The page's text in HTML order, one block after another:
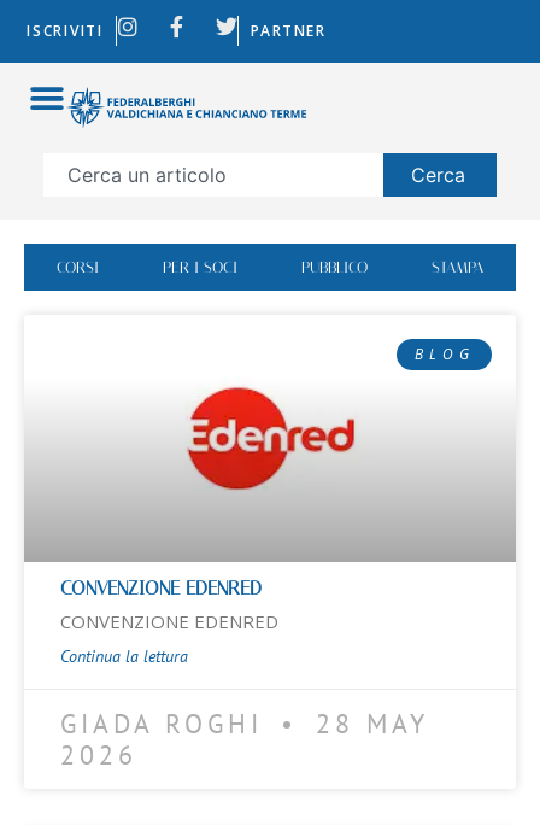
ISCRIVITI PARTNER
Cerca
CORSI PER I SOCI PUBBLICO STAMPA
BLOG
CONVENZIONE EDENRED
CONVENZIONE EDENRED
Continua la lettura
GIADA ROGHI
28 MAY
2026